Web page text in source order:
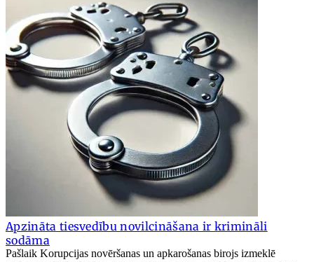
Apzināta tiesvedību novilcināšana ir krimināli
sodāma
Pašlaik Korupcijas novēršanas un apkarošanas birojs izmeklē